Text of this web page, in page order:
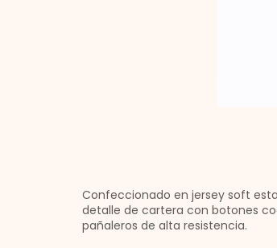
Confeccionado en jersey soft
detalle de cartera con botones
pañaleros de alta resistencia.